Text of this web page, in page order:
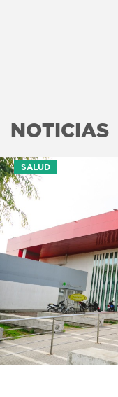
NOTICIAS
SALUD